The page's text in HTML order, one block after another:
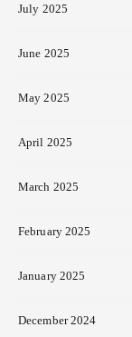
July 2025
June 2025
May 2025
April 2025
March 2025
February 2025
January 2025
December 2024